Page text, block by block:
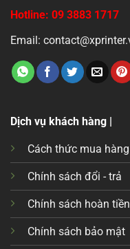
Hotline: 09 3883 1717
Email:
Dịch vụ khách hàng |
Cách thức mua hàng
Chính sách đổi - trả
Chính sách hoàn tiền
Chính sách bảo mật